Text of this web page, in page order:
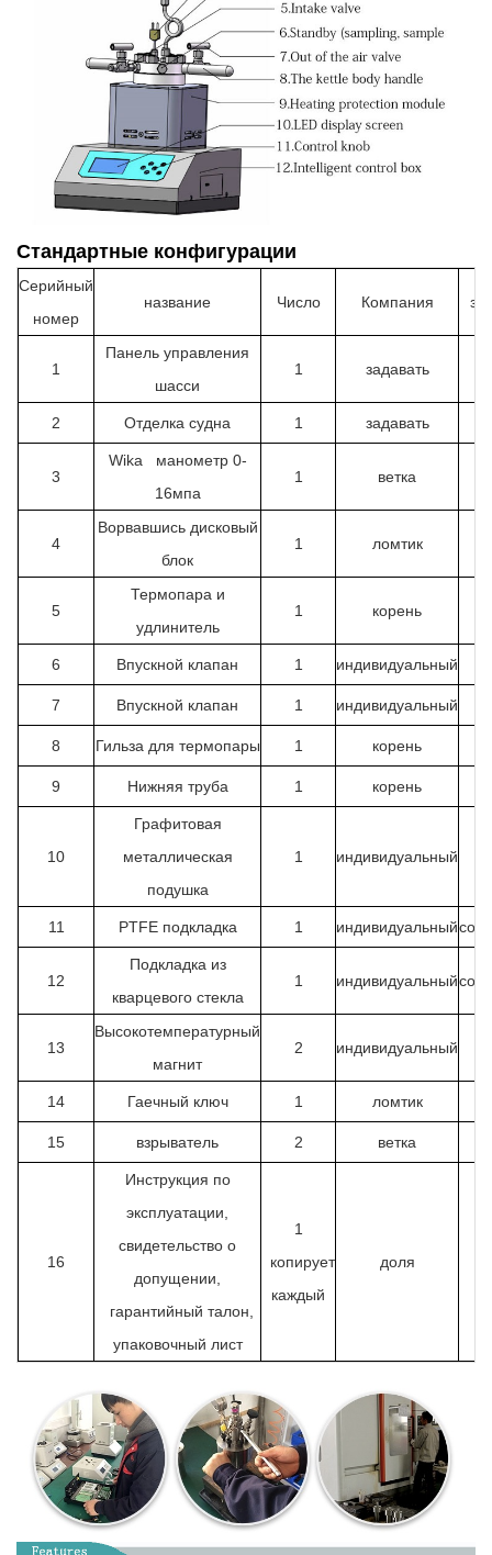
Стандартные конфигурации
Серийный
номер
название Число Компания
1
Панель управления
шасси
1 задавать
2 Отделка судна 1 задавать
3
Wika манометр 0-
16мпа
1 ветка
4
Ворвавшисьдисковый
блок
1 ломтик
5
Термопара и
удлинитель
1 корень
6 Впускной клапан 1 индивидуальный
7 Впускной клапан 1 индивидуальный
8 Гильза для термопары 1 корень
9 Нижняя труба 1 корень
10
Графитовая
металлическая
подушка
1 индивидуальный
11 PTFE подкладка 1 индивидуальный
12
Подкладка из
кварцевого стекла
1 индивидуальный
13
Высокотемпературный
магнит
2 индивидуальный
14 Гаечный ключ 1 ломтик
15 взрыватель 2 ветка
16
Инструкция по
эксплуатации,
свидетельство о
допущении,
гарантийный талон,
упаковочный лист
1
копирует
каждый
доля